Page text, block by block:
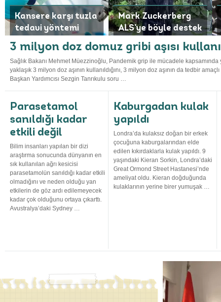
Kansere karşı tuzla
tedavi yöntemi
geliştirildi
Mark Zuckerberg
ALS’ye böyle destek
verdi
3 milyon doz domuz gribi aşısı
Sağlık Bakanı Mehmet Müezzinoğlu, Pandemik grip ile mücadele kapsamında
yaklaşık 3 milyon doz aşının kullanıldığını, 3 milyon doz aşının da tedbir
Başkan Yardımcısı Sezgin Tanrıkulu soru …
Parasetamol
sanıldığı kadar
etkili değil
Bilim insanları yapılan bir dizi
araştırma sonucunda dünyanın en
sık kullanılan ağrı kesicisi
parasetamolün sanıldığı kadar etkili
olmadığını ve neden olduğu yan
etkilerin de göz ardı edilemeyecek
kadar çok olduğunu ortaya çıkarttı.
Avustralya’daki Sydney …
Kaburgadan kulak
yapıldı
Londra’da kulaksız doğan bir erkek
çocuğuna kaburgalarından elde
edilen kıkırdaklarla kulak yapıldı. 9
yaşındaki Kieran Sorkin, Londra’daki
Great Ormond Street Hastanesi’nde
ameliyat oldu. Kieran doğduğunda
kulaklarının yerine birer yumuşak …